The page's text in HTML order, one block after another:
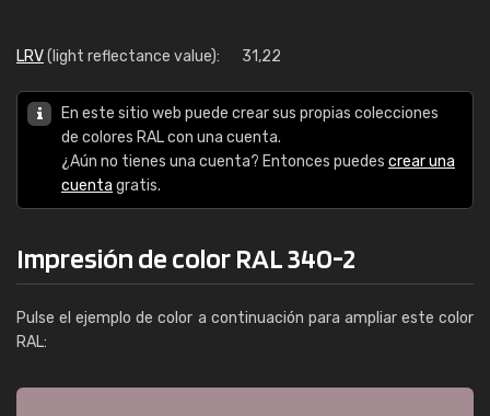
LRV(light reflectance value): 31,22
En este sitio web puede crear sus propias colecciones
de colores RAL con una cuenta.
¿Aún no tienes una cuenta? Entonces puedes crear una
cuenta gratis.
Impresión de color RAL 340-2
Pulse el ejemplo de color a continuación para ampliar este color
RAL: